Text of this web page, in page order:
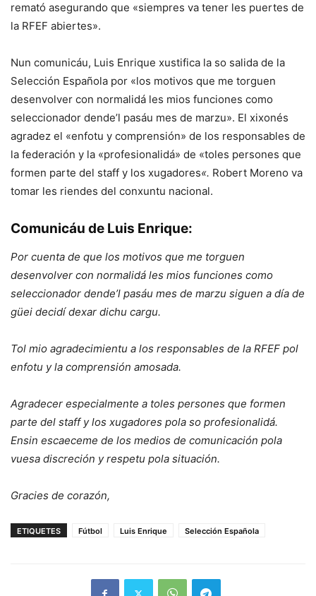
remató asegurando que «siempres va tener les puertes de
la RFEF abiertes».
Nun comunicáu, Luis Enrique xustifica la so salida de la
Selección Española por «los motivos que me torguen
desenvolver con normalidá les mios funciones como
seleccionador dende’l pasáu mes de marzu». El xixonés
agradez el «enfotu y comprensión» de los responsables de
la federación y la «profesionalidá» de «toles persones que
formen parte del staff y los xugadores«. Robert Moreno va
tomar les riendes del conxuntu nacional.
Comunicáu de Luis Enrique:
Por cuenta de que los motivos que me torguen
desenvolver con normalidá les mios funciones como
seleccionador dende’l pasáu mes de marzu siguen a día de
güei decidí dexar dichu cargu.
Tol mio agradecimientu a los responsables de la RFEF pol
enfotu y la comprensión amosada.
Agradecer especialmente a toles persones que formen
parte del staff y los xugadores pola so profesionalidá.
Ensin escaeceme de los medios de comunicación pola
vuesa discreción y respetu pola situación.
Gracies de corazón,
ETIQUETES Fútbol Luis Enrique Selección Española